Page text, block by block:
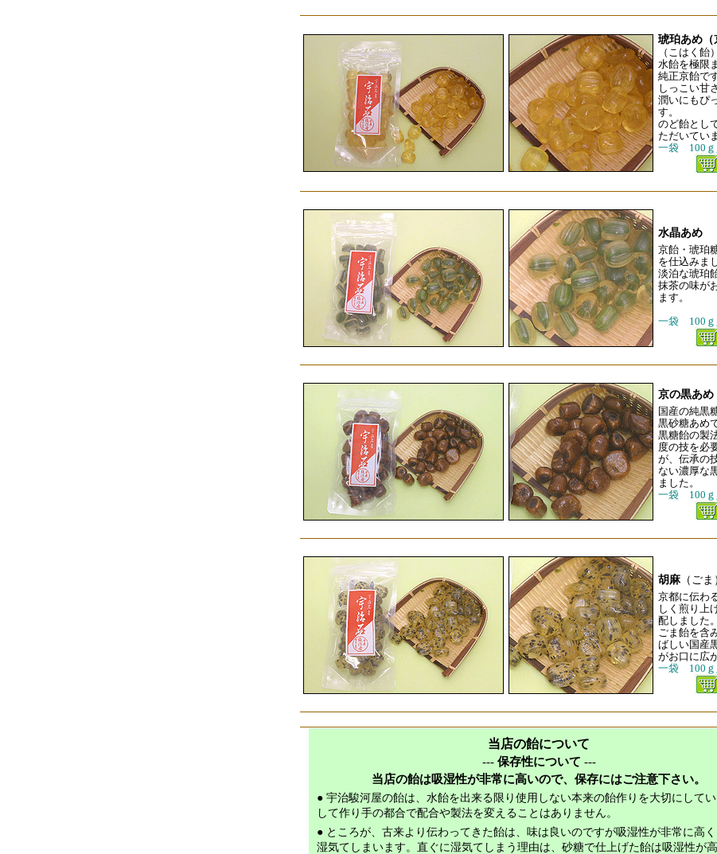
琥珀あめ（
（こはく飴）
水飴を極限
純正京飴です
しっこい甘
潤いにもぴ
す。
のど飴とし
ただいてい
一袋 100ｇ
水晶あめ
京飴・琥珀
を仕込みま
淡泊な琥珀
抹茶の味が
ます。
一袋 100ｇ
京の黒あめ
国産の純黒
黒砂糖あめ
黒糖飴の製
度の技を必
が、伝承の
ない濃厚な
ました。
一袋 100ｇ
胡麻 （ごま
京都に伝わ
しく煎り上
配しました。
ごま飴を含
ばしい国産
がお口に広
一袋 100ｇ
当店の飴について
--- 保存性について ---
当店の飴は吸湿性が非常に高いので、保存にはご注意下さい。
● 宇治駿河屋の飴は、水飴を出来る限り使用しない本来の飴作りを大切にして
して作り手の都合で配合や製法を変えることはありません。
● ところが、古来より伝わってきた飴は、味は良いのですが吸湿性が非常に高
湿気てしまいます。直ぐに湿気てしまう理由は、砂糖で仕上げた飴は吸湿性が